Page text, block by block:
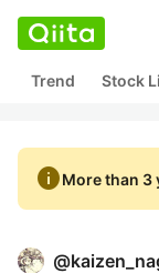
Trend Stock
infoMore than 3
@